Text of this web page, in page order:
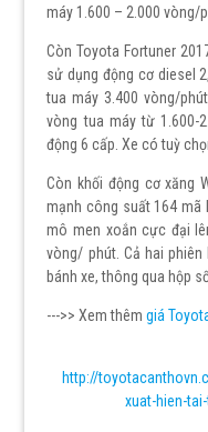
máy 1.600 – 2.000 vòng/
Còn Toyota Fortuner
sử dụng động cơ diesel
tua máy 3.400 vòng/
vòng tua máy từ 1.600-
động 6 cấp. Xe có tuỳ
Còn khối động cơ xăng
mạnh công suất 164 mã
mô men xoắn cực đại
vòng/ phút. Cả hai
bánh xe, thông qua hộp
--->> Xem thêmgiá
http://
xuat-hien-